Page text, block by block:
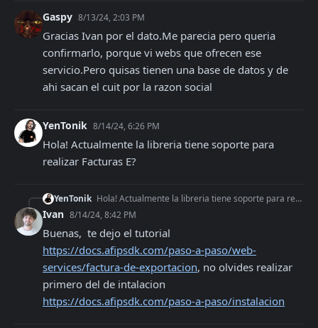
Gaspy 8/13/24, 2:03 PM
Gracias Ivan por el dato.Me parecia pero queria
confirmarlo, porque vi webs que ofrecen ese
servicio.Pero quisas tienen una base de datos y de
ahi sacan el cuit por la razon social
YenTonik 8/14/24, 6:26 PM
Hola! Actualmente la libreria tiene soporte para
realizar Facturas E?
YenTonik Hola! Actualmente la libreria tiene soporte para realizar Facturas E?
Ivan 8/14/24, 8:42 PM
https://docs.afipsdk.com/paso-a-paso/web-
services/factura-de-exportacion, no olvides realizar
https://docs.afipsdk.com/paso-a-paso/instalacion